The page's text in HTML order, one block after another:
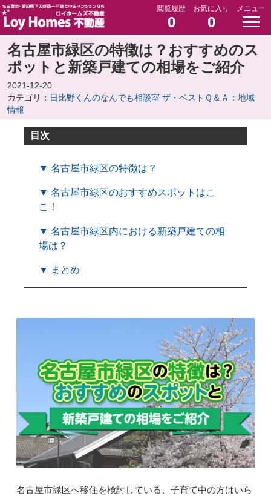
閲覧履歴
0
お気に入り
0
メニュー
名古屋市緑区の特徴は？おすすめのス
ポットと新築戸建ての相場をご紹介
2021-12-20
カテゴリ： 日比野くんのなんでも相談室 ザ・ベストＱ＆Ａ：地域
情報
目次
▼ 名古屋市緑区の特徴は？
▼ 名古屋市緑区のおすすめスポットはこ
こ！
▼ 名古屋市緑区内における新築戸建ての相
場は？
▼ まとめ
名古屋市緑区へ移住を検討している、子育て中の方はいら